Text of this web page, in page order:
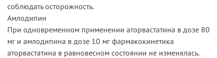
соблюдать осторожность.
Амлодипин
При одновременном применении аторвастатина в дозе 80
мг и амлодипина в дозе 10 мг фармакокинетика
аторвастатина в равновесном состоянии не изменялась.